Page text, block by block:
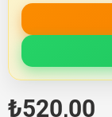
₺520,00